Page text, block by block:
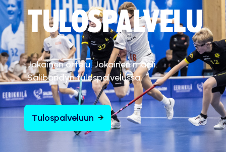
TULOSPALVELU
Jokainen ottelu. Jokainen maali.
Salibandyn tulospalvelussa.
Tulospalveluun